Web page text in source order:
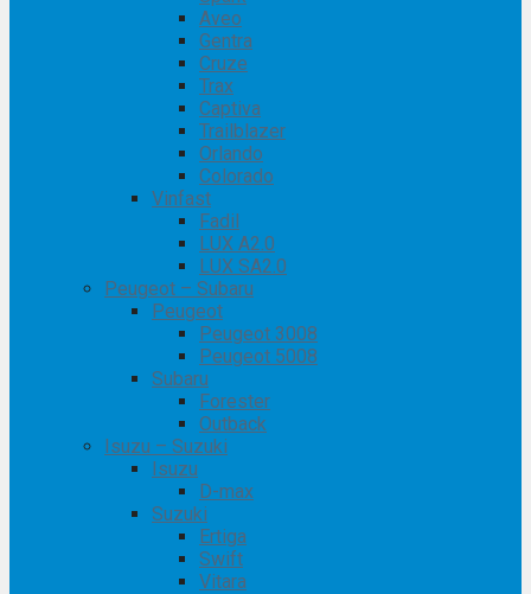
Aveo
Gentra
Cruze
Trax
Captiva
Trailblazer
Orlando
Colorado
Vinfast
Fadil
LUX A2.0
LUX SA2.0
Peugeot – Subaru
Peugeot
Peugeot 3008
Peugeot 5008
Subaru
Forester
Outback
Isuzu – Suzuki
Isuzu
D-max
Suzuki
Ertiga
Swift
Vitara